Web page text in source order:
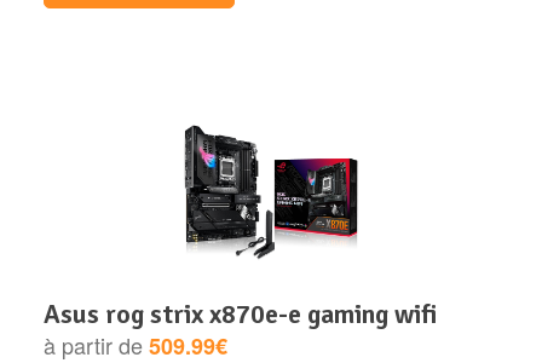
asus rog strix x870e-e gaming wifi
à partir de509.99€